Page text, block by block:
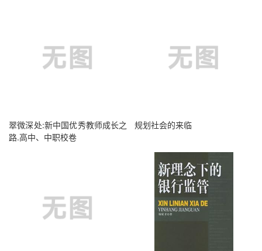
翠微深处:新中国优秀教师成长之
路.高中、中职校卷
规划社会的来临